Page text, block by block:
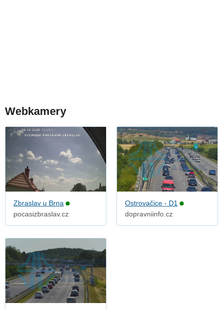
Webkamery
Zbraslav u Brna
pocasizbraslav.cz
Ostrovačice - D1
dopravniinfo.cz